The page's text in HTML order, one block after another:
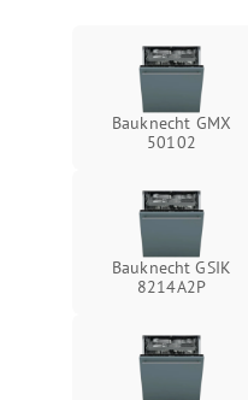
Bauknecht GMX
50102
Bauknecht GSIK
8214A2P